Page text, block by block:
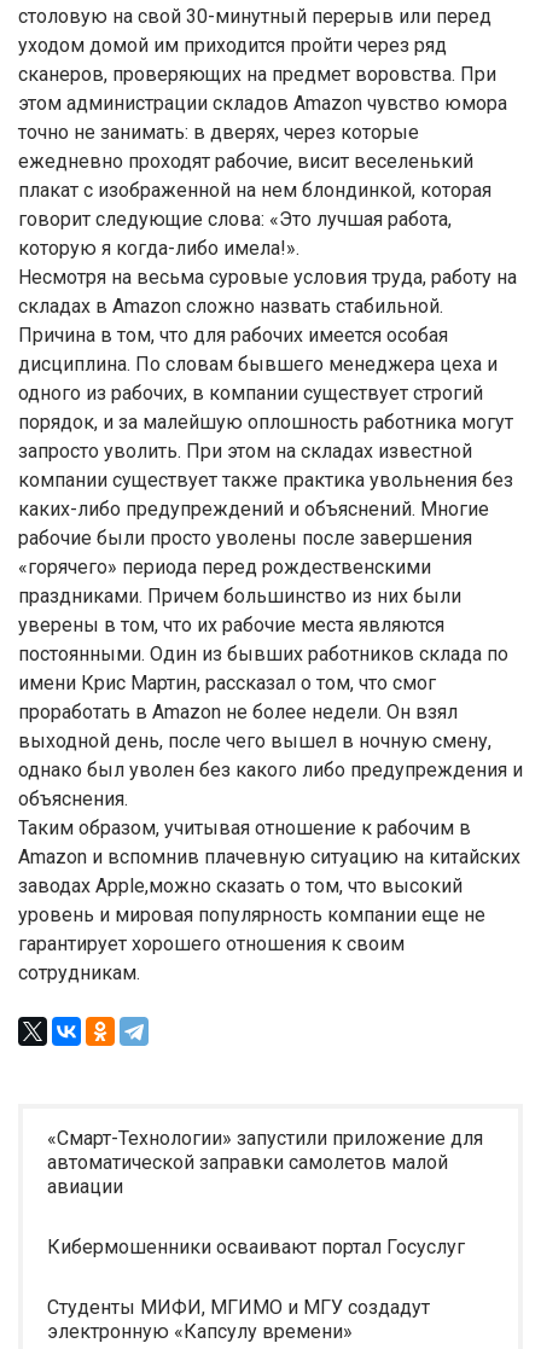
столовую на свой 30-минутный перерыв или перед
уходом домой им приходится пройти через ряд
сканеров, проверяющих на предмет воровства. При
этом администрации складов Amazon чувство юмора
точно не занимать: в дверях, через которые
ежедневно проходят рабочие, висит веселенький
плакат с изображенной на нем блондинкой, которая
говорит следующие слова: «Это лучшая работа,
которую я когда-либо имела!».
Несмотря на весьма суровые условия труда, работу на
складах в Amazon сложно назвать стабильной.
Причина в том, что для рабочих имеется особая
дисциплина. По словам бывшего менеджера цеха и
одного из рабочих, в компании существует строгий
порядок, и за малейшую оплошность работника могут
запросто уволить. При этом на складах известной
компании существует также практика увольнения без
каких-либо предупреждений и объяснений. Многие
рабочие были просто уволены после завершения
«горячего» периода перед рождественскими
праздниками. Причем большинство из них были
уверены в том, что их рабочие места являются
постоянными. Один из бывших работников склада по
имени Крис Мартин, рассказал о том, что смог
проработать в Amazon не более недели. Он взял
выходной день, после чего вышел в ночную смену,
однако был уволен без какого либо предупреждения и
объяснения.
Таким образом, учитывая отношение к рабочим в
Amazon и вспомнив плачевную ситуацию на китайских
заводах Apple,можно сказать о том, что высокий
уровень и мировая популярность компании еще не
гарантирует хорошего отношения к своим
сотрудникам.
«Смарт-Технологии» запустили приложение для
автоматической заправки самолетов малой
авиации
Кибермошенники осваивают портал Госуслуг
Студенты МИФИ, МГИМО и МГУ создадут
электронную «Капсулу времени»